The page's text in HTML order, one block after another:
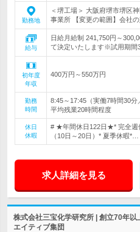
勤務地
＜堺工場＞ 大阪府堺市堺区
事業所 【変更の範囲】会社
給与
日給月給制 241,750円～
て決定いたします※試用期間
初年度
年収
400万円～550万円
勤務
時間
8:45～17:45（実働7時間30
平均残業20時間程度
休日
休暇
# ★年間休日122日★* 完全週
（10日～20日）* 夏季休暇*…
求人詳細を見る
株式会社三宝化学研究所 | 創立70年
エイティブ集団